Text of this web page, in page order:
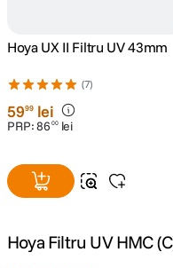
card memorie
dji mic mini
Hoya UX II Filtru UV 43mm
(7)
5999 lei
PRP:86 00 lei
Hoya Filtru UV HMC